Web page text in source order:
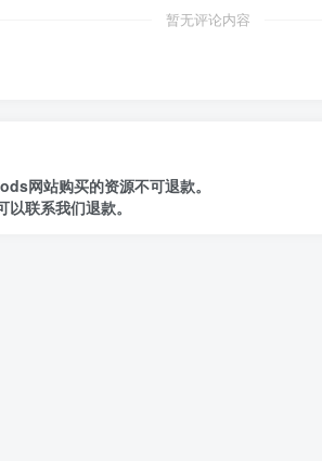
暂无评论内容
网站购买的资源不可退款。
以联系我们退款。